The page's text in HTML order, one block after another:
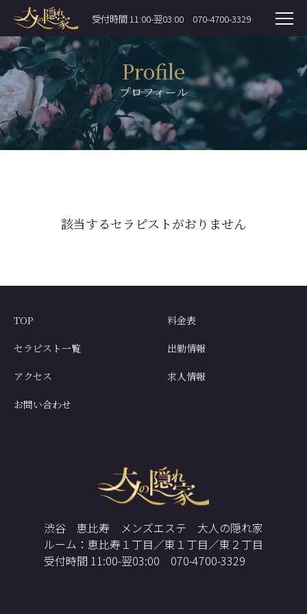
受付時間 11:00-翌03:00 070-4700-3329
Profile
プロフィール
該当するセラピストがおりません
TOP 料金表
セラピスト一覧 出勤情報
アクセス 求人情報
お問い合わせ
渋谷 恵比寿 メンズエステ 大人の隠れ家
ルーム：恵比寿１丁目／東１丁目／東２丁目
受付時間 11:00-翌03:00 070-4700-3329